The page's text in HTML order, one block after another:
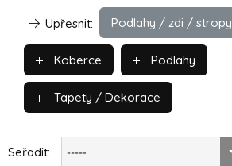
Podlahy / zdi / stropy
Upřesnit:
Koberce Podlahy
Tapety / Dekorace
Seřadit: -----